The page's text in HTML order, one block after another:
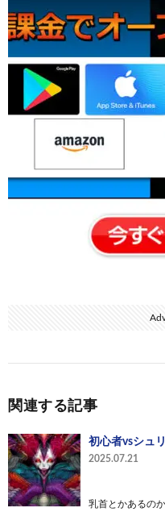
関連する記事
初心者vsシュ
2025.07.21
乳首とかあるの